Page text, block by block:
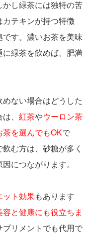
かし緑茶には独特の苦
カテキンが持つ特徴
す。濃いお茶を美味
に緑茶を飲めば、肥満
ない場合はどうした
、 紅茶やウーロン茶
茶を選んでもOKで
む方は、砂糖が多く
につながります。
ット効果もあります
容と健康にも役立ちま
プリメントでも代用で